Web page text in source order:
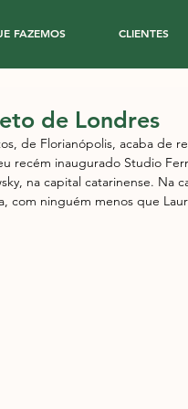
FAZEMOS CLIENTES
de Londres
de Florianópolis, acaba de
recém inaugurado Studio
na capital catarinense. Na
com ninguém menos que